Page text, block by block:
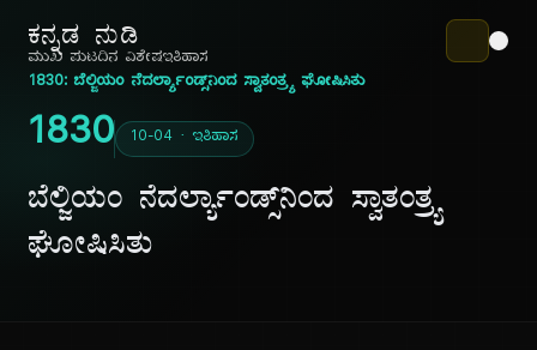
ಕನ್ನಡ ನುಡಿ
ಮುಖ ಪುಟದಿನ ವಿಶೇಷಇತಿಹಾಸ
1830: ಬೆಲ್ಜಿಯಂ ನೆದರ್ಲ್ಯಾಂಡ್ಸ್‌ನಿಂದ ಸ್ವಾತಂತ್ರ್ಯ ಘೋಷಿಸಿತು
1830 10-04 · ಇತಿಹಾಸ
ಬೆಲ್ಜಿಯಂ ನೆದರ್ಲ್ಯಾಂಡ್ಸ್‌ನಿಂದ ಸ್ವಾತಂತ್ರ್ಯ
ಘೋಷಿಸಿತು